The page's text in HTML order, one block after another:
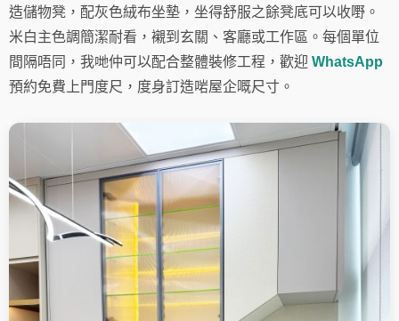
造儲物凳，配灰色絨布坐墊，坐得舒服之餘凳底可以收嘢。
米白主色調簡潔耐看，襯到玄關、客廳或工作區。每個單位
間隔唔同，我哋仲可以配合整體裝修工程，歡迎 WhatsApp
預約免費上門度尺，度身訂造啱屋企嘅尺寸。